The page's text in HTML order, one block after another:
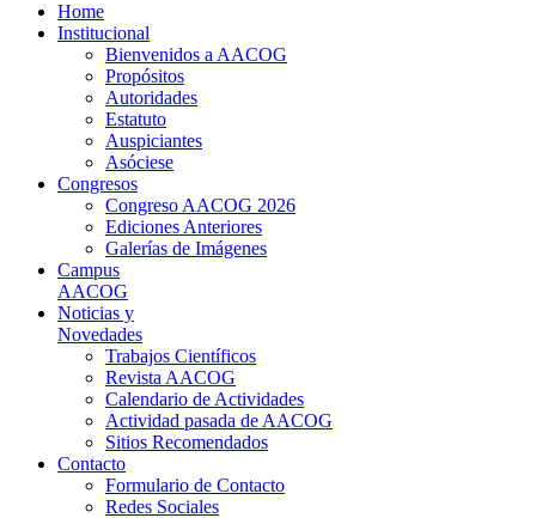
Home
Institucional
Bienvenidos a AACOG
Propósitos
Autoridades
Estatuto
Auspiciantes
Asóciese
Congresos
Congreso AACOG 2026
Ediciones Anteriores
Galerías de Imágenes
Campus
AACOG
Noticias y
Novedades
Trabajos Científicos
Revista AACOG
Calendario de Actividades
Actividad pasada de AACOG
Sitios Recomendados
Contacto
Formulario de Contacto
Redes Sociales